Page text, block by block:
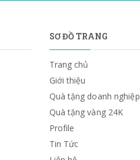
SƠ ĐỒ TRANG
Trang chủ
Giới thiệu
Quà tặng doanh nghiệp
Quà tặng vàng 24K
Profile
Tin Tức